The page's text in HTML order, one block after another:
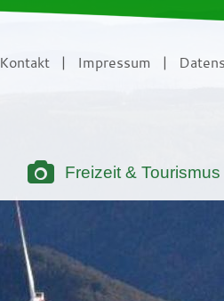
Kontakt | Impressum |
Freizeit & Tourismus